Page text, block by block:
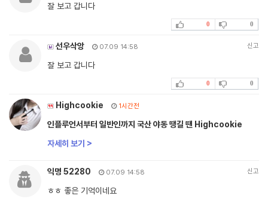
잘 보고 갑니다
0 0
선우삭앙 07.09 14:58 신고
잘 보고 갑니다
0 0
Highcookie 1시간전
인플루언서부터 일반인까지 국산 야동 땡길 땐 Highcookie
자세히 보기 >
익명 52280 07.09 14:58 신고
ㅎㅎ 좋은 기억이네요